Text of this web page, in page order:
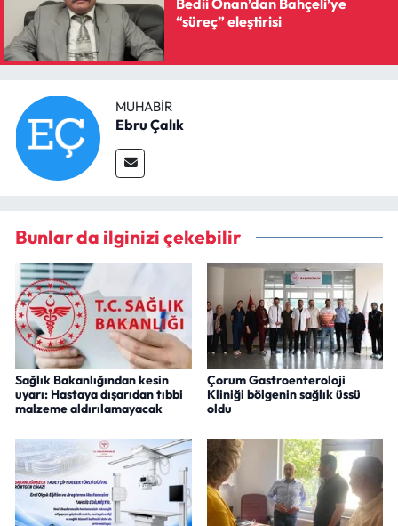
Bedii Onan’dan Bahçeli’ye
“süreç” eleştirisi
MUHABIR
Ebru Çalık
Bunlar da ilginizi çekebilir
Sağlık Bakanlığından kesin
uyarı: Hastaya dışarıdan tıbbi
malzeme aldırılamayacak
Çorum Gastroenteroloji
Kliniği bölgenin sağlık üssü
oldu